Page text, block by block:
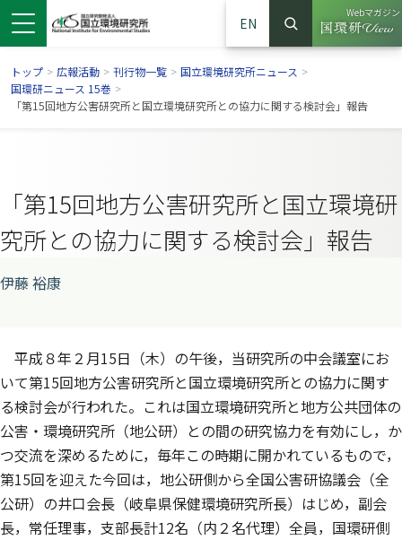
EN
サイト内検索
検索
Webマガジン
（別ウイ
トップ > 広報活動 > 刊行物一覧 > 国立環境研究所ニュース >
国環研ニュース 15巻 >
「第15回地方公害研究所と国立環境研究所との協力に関する検討会」報告
「第15回地方公害研究所と国立環境研
究所との協力に関する検討会」報告
伊藤 裕康
平成８年２月15日（木）の午後，当研究所の中会議室にお
いて第15回地方公害研究所と国立環境研究所との協力に関す
る検討会が行われた。これは国立環境研究所と地方公共団体の
公害・環境研究所（地公研）との間の研究協力を有効にし，か
つ交流を深めるために，毎年この時期に開かれているもので，
第15回を迎えた今回は，地公研側から全国公害研協議会（全
公研）の井口会長（岐阜県保健環境研究所長）はじめ，副会
長，常任理事，支部長計12名（内２名代理）全員，国環研側